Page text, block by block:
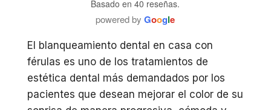
Basado en 40 reseñas.
powered byGoogle
El blanqueamiento dental en casa con
férulas es uno de los tratamientos de
estética dental más demandados por los
pacientes que desean mejorar el color de su